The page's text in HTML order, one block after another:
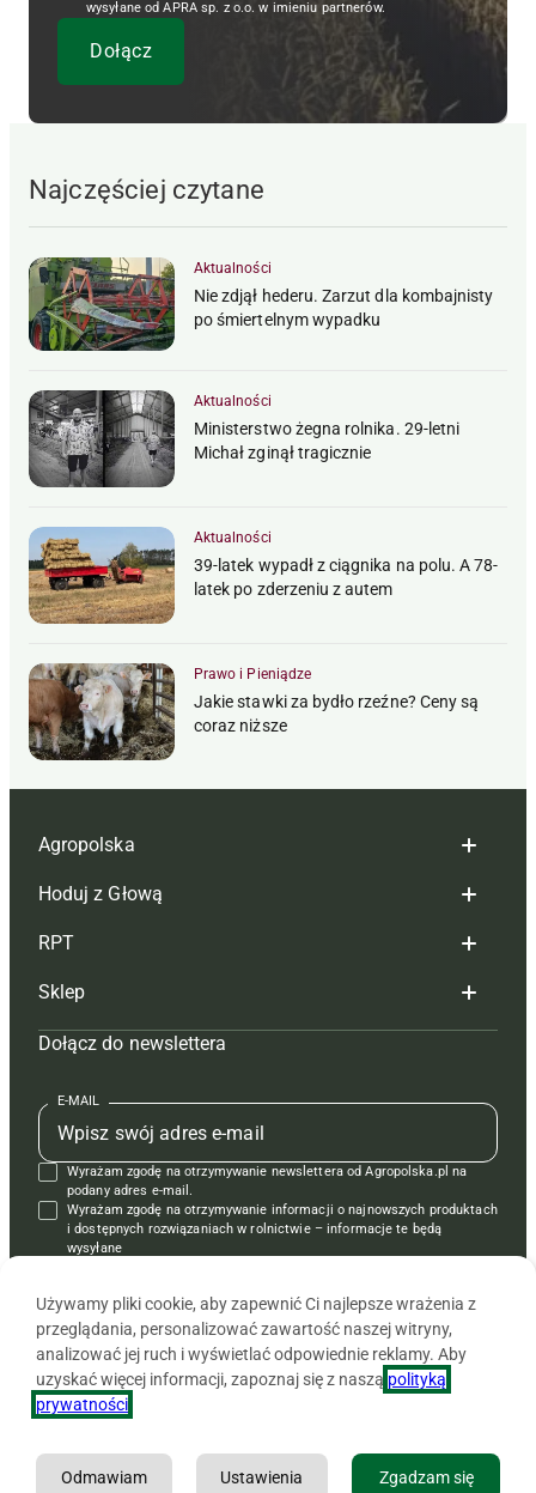
wysyłane od APRA sp. z o.o. w imieniu partnerów.
Najczęściej czytane
Aktualności
Nie zdjął hederu. Zarzut dla kombajnisty
po śmiertelnym wypadku
Aktualności
Ministerstwo żegna rolnika. 29-letni
Michał zginął tragicznie
Aktualności
39-latek wypadł z ciągnika na polu. A 78-
latek po zderzeniu z autem
Prawo i Pieniądze
Jakie stawki za bydło rzeźne? Ceny są
coraz niższe
Agropolska
Redakcja
Reklama
Tagi
Mapa serwisu
Kontakt
Regulamin
Polityka prywatności
Hoduj z Głową
Hoduj z głową bydło
Hoduj z głową świnie
Prenumerata
Redakcja
Kontakt
Reklama
RPT
Redakcja
Prenumerata
Reklama
Kontakt
Krzyżówki
Sklep
Czasopisma i prenumerata
Książki
Regulamin
Dołącz do newslettera
E-MAIL
Wyrażam zgodę na otrzymywanie newslettera od Agropolska.pl na
podany adres e-mail.
Wyrażam zgodę na otrzymywanie informacji o najnowszych produktach
i dostępnych rozwiązaniach w rolnictwie – informacje te będą
wysyłane
Copyright © 2026 Agencja Promocji Rolnictwa i Agrobiznesu APRA
Używamy pliki cookie, aby zapewnić Ci najlepsze wrażenia z
przeglądania, personalizować zawartość naszej witryny,
analizować jej ruch i wyświetlać odpowiednie reklamy. Aby
uzyskać więcej informacji, zapoznaj się z naszą polityką
prywatności
Zgadzam się
Ustawienia
Odmawiam